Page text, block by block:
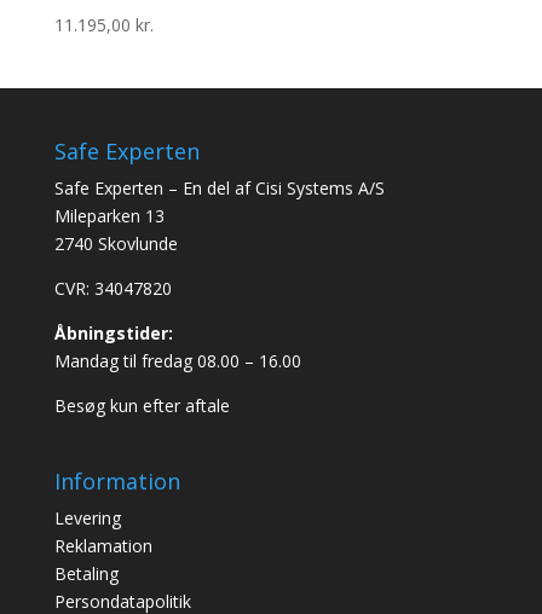
11.195,00 kr.
Safe Experten
Safe Experten – En del af Cisi Systems A/S
Mileparken 13
2740 Skovlunde
CVR: 34047820
Åbningstider:
Mandag til fredag 08.00 – 16.00
Besøg kun efter aftale
Information
Levering
Reklamation
Betaling
Persondatapolitik